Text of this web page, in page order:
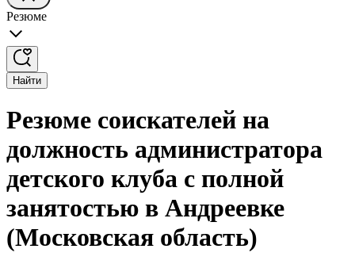
Резюме
Найти
Резюме соискателей на
должность администратора
детского клуба с полной
занятостью в Андреевке
(Московская область)